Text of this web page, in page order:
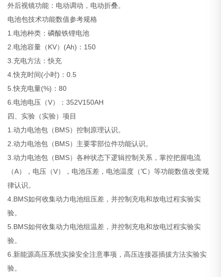
外后视镜功能：电动调动，电动折叠。
电池包技术功能数值参考规格
1.电池种类：磷酸铁锂电池
2.电池容量（KV）(Ah)：150
3.充电方法：快充
4.快充时间(小时)：0.5
5.快充电量(%)：80
6.电池电压（V）：352V150AH
四、实验（实验）项目
1.动力电池包（BMS）控制原理认识。
2.动力电池包（BMS）主要零部位件功能认识。
3.动力电池包（BMS）各种状态下逻辑控制关系，掌控把握电流
（A），电压（V），电池压差，电池温度（℃）等功能数值改变规
律认识。
4.BMS如何收集动力电池组压差，并控制充电和放电过程实验实
验。
5.BMS如何收集动力电池组温差，并控制充电和放电过程实验实
验。
6.新能源高压系统实操安全注意事项，高压连接器插拔方法实验实
验。